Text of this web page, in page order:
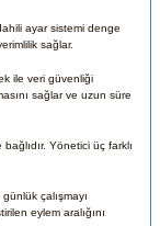
ayar sistemi denge
sağlar.
ile veri güvenliği
sağlar ve uzun süre
Yönetici üç farklı
çalışmayı
eylem aralığını